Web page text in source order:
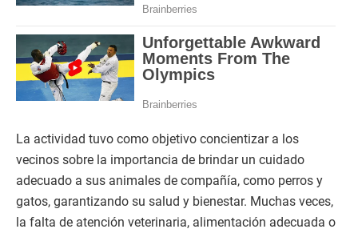
La actividad tuvo como objetivo concientizar a los
vecinos sobre la importancia de brindar un cuidado
adecuado a sus animales de compañía, como perros y
gatos, garantizando su salud y bienestar. Muchas veces,
la falta de atención veterinaria, alimentación adecuada o